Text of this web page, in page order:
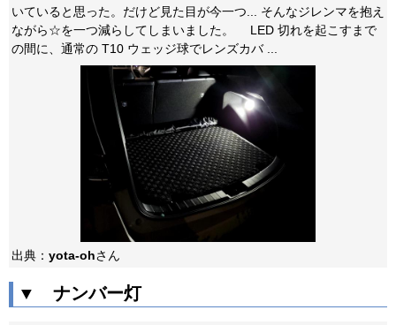
いていると思った。だけど見た目が今一つ... そんなジレンマを抱え
ながら☆を一つ減らしてしまいました。 LED 切れを起こすまで
の間に、通常の T10 ウェッジ球でレンズカバ ...
出典： yota-ohさん
▼ ナンバー灯